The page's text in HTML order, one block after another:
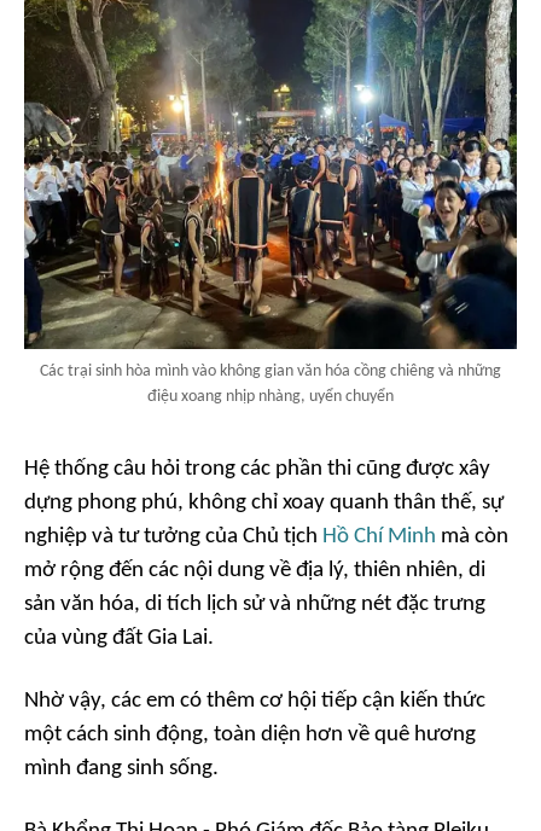
Các trại sinh hòa mình vào không gian văn hóa cồng chiêng và những
điệu xoang nhịp nhàng, uyển chuyển
Hệ thống câu hỏi trong các phần thi cũng được xây
dựng phong phú, không chỉ xoay quanh thân thế, sự
nghiệp và tư tưởng của Chủ tịch Hồ Chí Minh mà còn
mở rộng đến các nội dung về địa lý, thiên nhiên, di
sản văn hóa, di tích lịch sử và những nét đặc trưng
của vùng đất Gia Lai.
Nhờ vậy, các em có thêm cơ hội tiếp cận kiến thức
một cách sinh động, toàn diện hơn về quê hương
mình đang sinh sống.